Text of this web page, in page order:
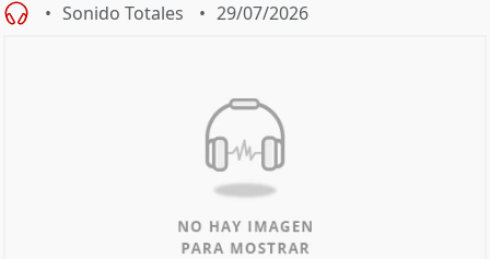
Sonido Totales 29/07/2026